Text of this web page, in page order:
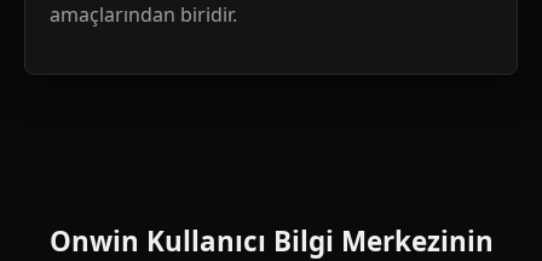
amaçlarından biridir.
Onwin Kullanıcı Bilgi Merkezinin